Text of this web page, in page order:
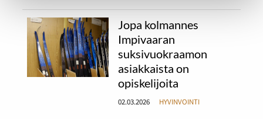
Jopa kolmannes
Impivaaran
suksivuokraamon
asiakkaista on
opiskelijoita
02.03.2026 HYVINVOINTI